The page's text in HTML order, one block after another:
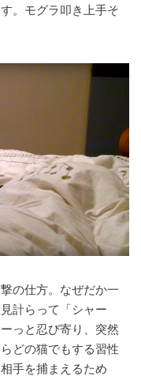
。モグラ叩き上手そ
の仕方。なぜだか一
計らって「シャー
っと忍び寄り、突然
どの猫でもする習性
手を捕まえるため